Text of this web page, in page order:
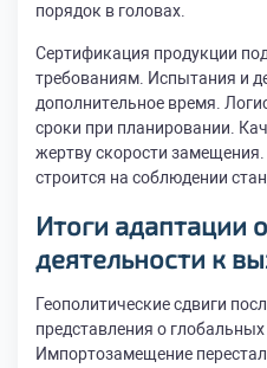
порядок в головах.
Сертификация продукции
требованиям. Испытания и
дополнительное время.
сроки при планировании.
жертву скорости
строится на соблюдении
Итоги адаптации
деятельности к
Геополитические сдвиги
представления о глобальных
Импортозамещение